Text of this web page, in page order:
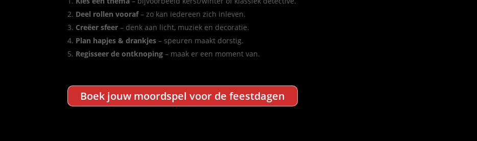
Deel rollen vooraf– zo kan iedereen zich inleven.
Creëer sfeer – denk aan licht, muziek en decoratie.
Plan hapjes & drankjes – speuren maakt dorstig.
Regisseer de ontknoping – maak er een moment van.
Boek jouw moordspel voor de feestdagen